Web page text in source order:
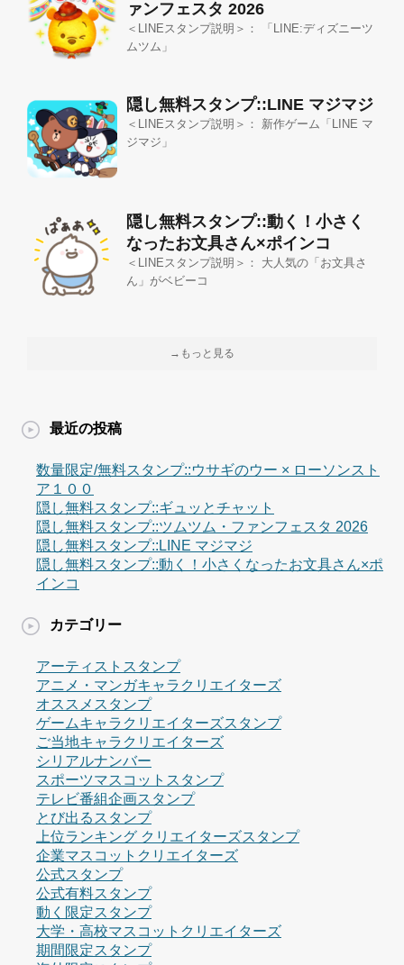
ァンフェスタ 2026
＜LINEスタンプ説明＞： 「LINE:ディズニーツ
ムツム」
隠し無料スタンプ::LINE マジマジ
＜LINEスタンプ説明＞： 新作ゲーム「LINE マ
ジマジ」
隠し無料スタンプ::動く！小さく
なったお文具さん×ポインコ
＜LINEスタンプ説明＞： 大人気の「お文具さ
ん」がベビーコ
→もっと見る
最近の投稿
数量限定/無料スタンプ::ウサギのウー × ローソンスト
ア１００
隠し無料スタンプ::ギュッとチャット
隠し無料スタンプ::ツムツム・ファンフェスタ 2026
隠し無料スタンプ::LINE マジマジ
隠し無料スタンプ::動く！小さくなったお文具さん×ポ
インコ
カテゴリー
アーティストスタンプ
アニメ・マンガキャラクリエイターズ
オススメスタンプ
ゲームキャラクリエイターズスタンプ
ご当地キャラクリエイターズ
シリアルナンバー
スポーツマスコットスタンプ
テレビ番組企画スタンプ
とび出るスタンプ
上位ランキング クリエイターズスタンプ
企業マスコットクリエイターズ
公式スタンプ
公式有料スタンプ
動く限定スタンプ
大学・高校マスコットクリエイターズ
期間限定スタンプ